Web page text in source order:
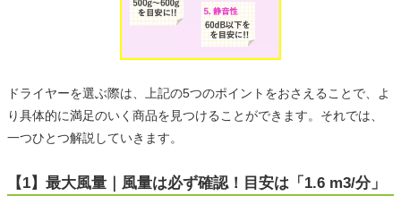
ドライヤーを選ぶ際は、上記の5つのポイントをおさえることで、よ
り具体的に満足のいく商品を見つけることができます。それでは、
一つひとつ解説していきます。
【1】最大風量｜風量は必ず確認！目安は「1.6 m3/分」